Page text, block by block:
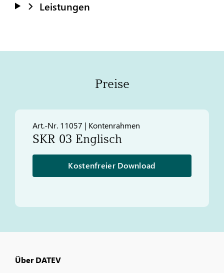
Leistungen
Preise
Art.-Nr. 11057 | Kontenrahmen
SKR 03 Englisch
Kostenfreier Download
Über DATEV